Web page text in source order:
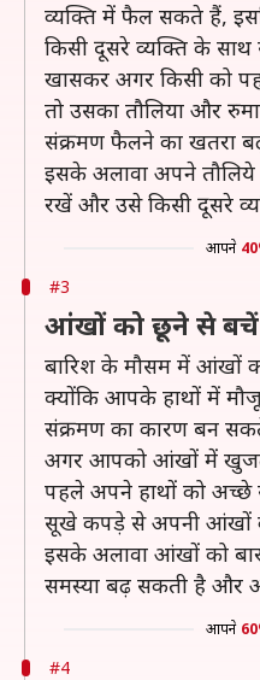
व्यक्ति में फैल सकते हैं,
किसी दूसरे व्यक्ति के साथ
खासकर अगर किसी को
तो उसका तौलिया और
संक्रमण फैलने का खतरा
इसके अलावा अपने
रखें और उसे किसी दूसरे
आपने
#3
आंखों को छूने से बचें
बारिश के मौसम में आंखों
क्योंकि आपके हाथों में
संक्रमण का कारण बन
अगर आपको आंखों में
पहले अपने हाथों को अच्छे
सूखे कपड़े से अपनी आंखों
इसके अलावा आंखों को
समस्या बढ़ सकती है और
आपने
#4